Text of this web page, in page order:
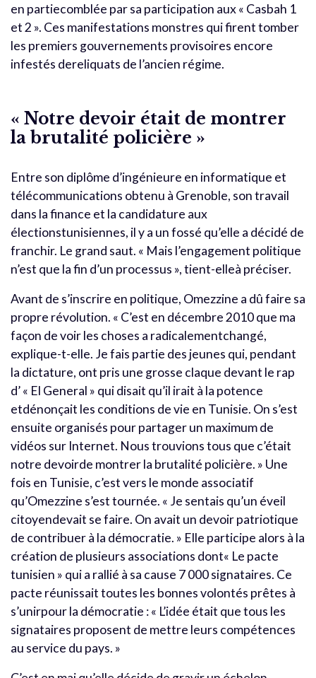
en partiecomblée par sa participation aux « Casbah 1
et 2 ». Ces manifestations monstres qui firent tomber
les premiers gouvernements provisoires encore
infestés dereliquats de l’ancien régime.
« Notre devoir était de montrer
la brutalité policière »
Entre son diplôme d’ingénieure en informatique et
télécommunications obtenu à Grenoble, son travail
dans la finance et la candidature aux
électionstunisiennes, il y a un fossé qu’elle a décidé de
franchir. Le grand saut. « Mais l’engagement politique
n’est que la fin d’un processus », tient-elleà préciser.
Avant de s’inscrire en politique, Omezzine a dû faire sa
propre révolution. « C’est en décembre 2010 que ma
façon de voir les choses a radicalementchangé,
explique-t-elle. Je fais partie des jeunes qui, pendant
la dictature, ont pris une grosse claque devant le rap
d’ « El General » qui disait qu’il irait à la potence
etdénonçait les conditions de vie en Tunisie. On s’est
ensuite organisés pour partager un maximum de
vidéos sur Internet. Nous trouvions tous que c’était
notre devoirde montrer la brutalité policière. » Une
fois en Tunisie, c’est vers le monde associatif
qu’Omezzine s’est tournée. « Je sentais qu’un éveil
citoyendevait se faire. On avait un devoir patriotique
de contribuer à la démocratie. » Elle participe alors à la
création de plusieurs associations dont« Le pacte
tunisien » qui a rallié à sa cause 7 000 signataires. Ce
pacte réunissait toutes les bonnes volontés prêtes à
s’unirpour la démocratie : « L’idée était que tous les
signataires proposent de mettre leurs compétences
au service du pays. »